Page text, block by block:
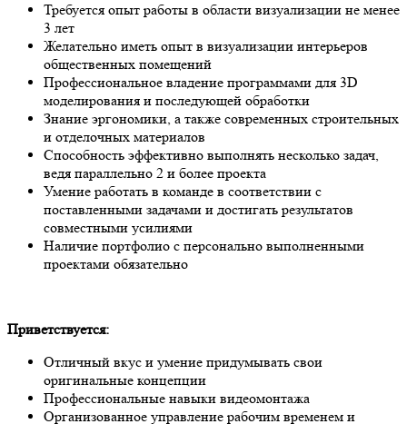
Требуется опыт работы в области визуализации не менее
3 лет
Желательно иметь опыт в визуализации интерьеров
общественных помещений
Профессиональное владение программами для 3D
моделирования и последующей обработки
Знание эргономики, а также современных строительных
и отделочных материалов
Способность эффективно выполнять несколько задач,
ведя параллельно 2 и более проекта
Умение работать в команде в соответствии с
поставленными задачами и достигать результатов
совместными усилиями
Наличие портфолио с персонально выполненными
проектами обязательно
Приветствуется:
Отличный вкус и умение придумывать свои
оригинальные концепции
Профессиональные навыки видеомонтажа
Организованное управление рабочим временем и